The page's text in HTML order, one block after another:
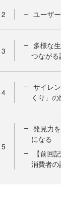
2 ユーザ
3
多様な
つながる
4
サイレ
くり」
5
発見力
になる
【前回
消費者の